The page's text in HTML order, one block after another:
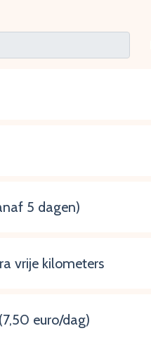
5 dagen)
vrije kilometers
euro/dag)